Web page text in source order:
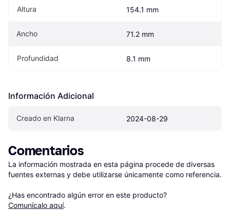
Altura 154.1 mm
Ancho 71.2 mm
Profundidad 8.1 mm
Información Adicional
Creado en Klarna 2024-08-29
Comentarios
La información mostrada en esta página procede de diversas
fuentes externas y debe utilizarse únicamente como referencia.
¿Has encontrado algún error en este producto?
Comunícalo aquí.